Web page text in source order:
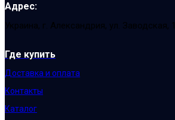
Адрес:
Украина, г. Александрия, ул. Заводская, 1
Где купить
Доставка и оплата
Контакты
Каталог